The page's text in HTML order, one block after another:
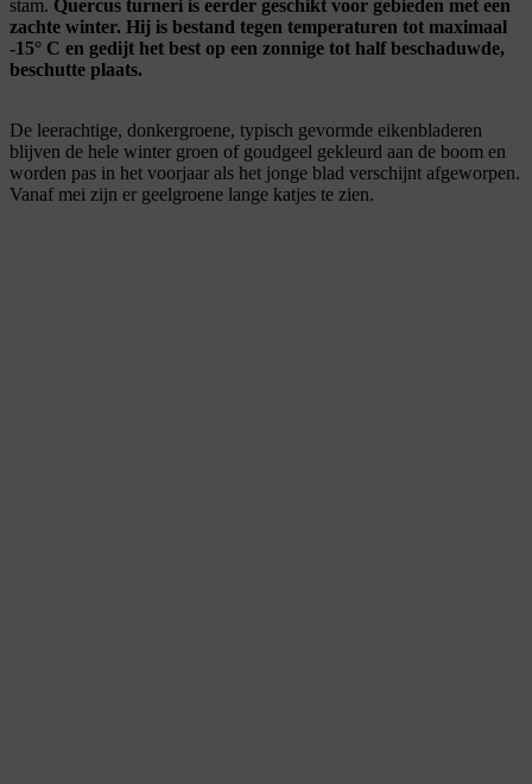
stam. Quercus turneri is eerder geschikt voor gebieden met een
zachte winter. Hij is bestand tegen temperaturen tot maximaal
-15° C en gedijt het best op een zonnige tot half beschaduwde,
beschutte plaats.
De leerachtige, donkergroene, typisch gevormde eikenbladeren
blijven de hele winter groen of goudgeel gekleurd aan de boom en
worden pas in het voorjaar als het jonge blad verschijnt afgeworpen.
Vanaf mei zijn er geelgroene lange katjes te zien.